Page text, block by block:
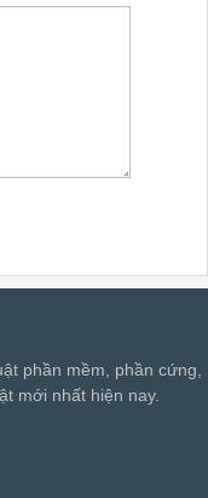
phần mềm, phần cứng,
mới nhất hiện nay.